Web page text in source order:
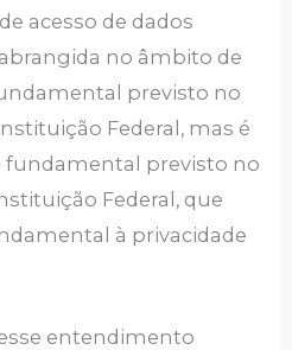
acesso de dados
no âmbito de
previsto no
Federal, mas é
fundamental previsto no
Federal, que
à privacidade
entendimento